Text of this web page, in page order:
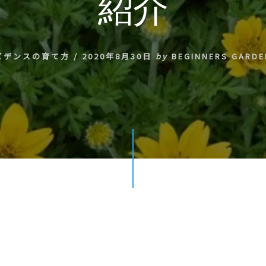
デンスの育て方 / 2020年8月30日 by BEGINNERS